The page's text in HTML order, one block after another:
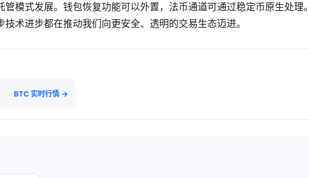
模式发展。钱包恢复功能可以外置，法币通道可通过稳定币原生处理
术进步都在推动我们向更安全、透明的交易生态迈进。
BTC 实时行情 →